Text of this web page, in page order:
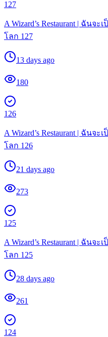
127
A Wizard’s Restaurant | ฉันจ
โลก 127
13 days ago
180
126
A Wizard’s Restaurant | ฉันจ
โลก 126
21 days ago
273
125
A Wizard’s Restaurant | ฉันจ
โลก 125
28 days ago
261
124